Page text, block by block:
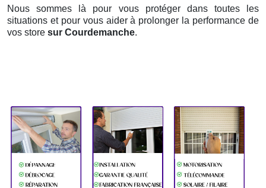
Nous sommes là pour vous protéger dans toutes les
situations et pour vous aider à prolonger la performance de
vos store sur Courdemanche.